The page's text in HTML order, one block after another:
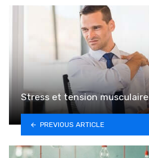
Stress et tension musculaire
PREVIOUS ARTICLE